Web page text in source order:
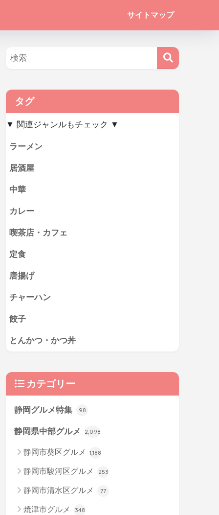
サイトマップ
タグ
▼ 関連ジャンルもチェック ▼
ラーメン
居酒屋
中華
カレー
喫茶店・カフェ
定食
唐揚げ
チャーハン
餃子
とんかつ・かつ丼
カテゴリー
静岡グルメ特集 98
静岡県中部グルメ 2,098
静岡市葵区グルメ 1,188
静岡市駿河区グルメ 253
静岡市清水区グルメ 77
焼津市グルメ 348